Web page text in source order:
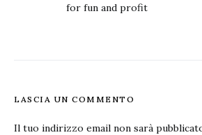
for fun and profit
LASCIA UN COMMENTO
Il tuo indirizzo email non sarà